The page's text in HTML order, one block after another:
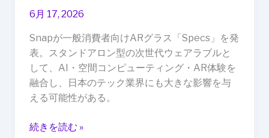
6月 17, 2026
Snapが一般消費者向けARグラス「Specs」を発
表。スタンドアロン型の次世代ウェアラブルと
して、AI・空間コンピューティング・AR体験を
融合し、日本のテック業界にも大きな影響を与
える可能性がある。
を
表
―
日
本
の
ッ
続きを読む »